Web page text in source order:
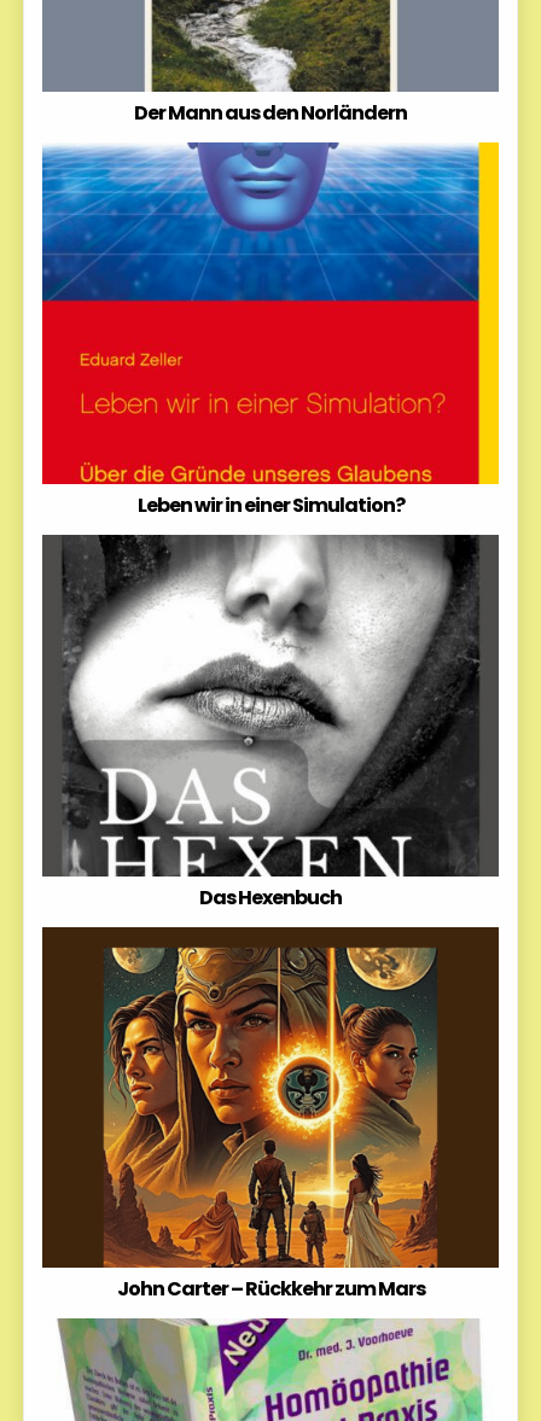
Der Mann aus den Norländern
Leben wir in einer Simulation?
Das Hexenbuch
John Carter – Rückkehr zum Mars